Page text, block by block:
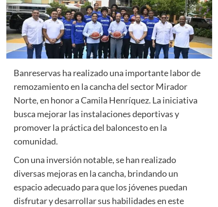
Banreservas ha realizado una importante labor de
remozamiento en la cancha del sector Mirador
Norte, en honor a Camila Henríquez. La iniciativa
busca mejorar las instalaciones deportivas y
promover la práctica del baloncesto en la
comunidad.
Con una inversión notable, se han realizado
diversas mejoras en la cancha, brindando un
espacio adecuado para que los jóvenes puedan
disfrutar y desarrollar sus habilidades en este